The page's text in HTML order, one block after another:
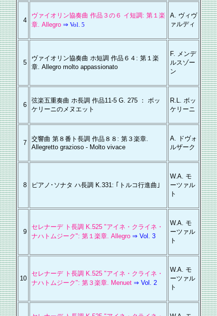
4
ヴァイオリン協奏曲 作品３の６ イ短調: 第１楽
章. Allegro ⇒ Vol. 5
A. ヴィヴ
ァルディ
5
ヴァイオリン協奏曲 ホ短調 作品６４: 第１楽
章. Allegro molto appassionato
F. メンデ
ルスゾー
ン
6
弦楽五重奏曲 ホ長調 作品11-5 G. 275 ： ボッ
ケリーニのメヌエット
R.L. ボッ
ケリーニ
7
交響曲 第８番ト長調 作品８８: 第３楽章.
Allegretto grazioso - Molto vivace
A. ドヴォ
ルザーク
8 ピアノ･ソナタ ハ長調 K.331: ｢トルコ行進曲｣
W.A. モ
ーツァル
ト
9
セレナーデ ト長調 K.525 "アイネ・クライネ・
ナハトムジーク": 第１楽章. Allegro ⇒ Vol. 3
W.A. モ
ーツァル
ト
10
セレナーデ ト長調 K.525 "アイネ・クライネ・
ナハトムジーク": 第３楽章. Menuet ⇒ Vol. 2
W.A. モ
ーツァル
ト